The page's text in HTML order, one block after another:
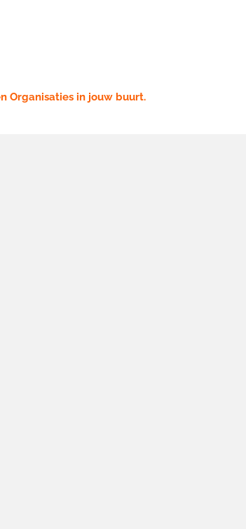
Organisaties in jouw buurt.